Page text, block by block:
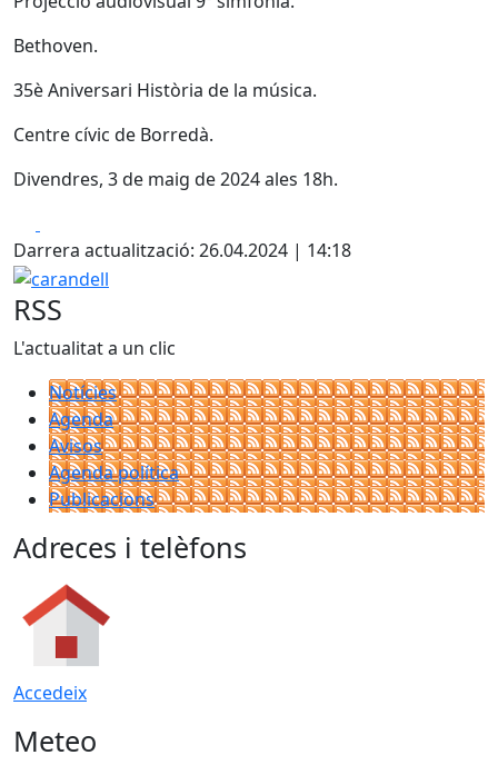
Bethoven.
35è Aniversari Història de la música.
Centre cívic de Borredà.
Divendres, 3 de maig de 2024 ales 18h.
Darrera actualització: 26.04.2024 | 14:18
carandell
RSS
L'actualitat a un clic
Notícies
Agenda
Avisos
Agenda política
Publicacions
Adreces i telèfons
Accedeix
Meteo